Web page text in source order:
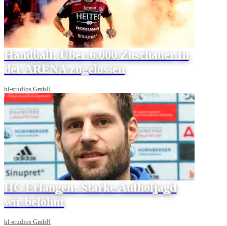
Handball: Über 6.000 Zuschauer in
der ARENA zugelassen
hl-studios GmbH
HC Erlangen: Starke Aufholjagd
wir belohnt
hl-studios GmbH